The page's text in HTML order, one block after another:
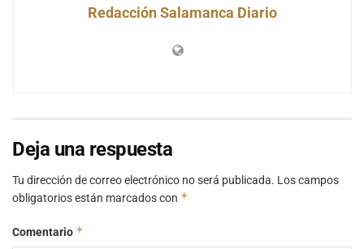
Redacción Salamanca Diario
Deja una respuesta
Tu dirección de correo electrónico no será publicada. Los campos
obligatorios están marcados con *
Comentario *